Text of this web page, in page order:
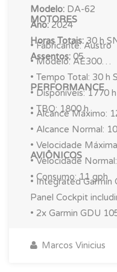
Modelo: DA-62
Ano:2024
Horas Totais: 30 h
Assentos: 05
MOTORES
• Fabricante: Austro
• Modelo: AE300
• Tempo Total: 30 h
• Disponíveis: 1770 h
• TBO: 1800 h
PERFORMANCE
• Alcance Máximo:
• Alcance Normal:
• Velocidade
• Velocidade
• Consumo: 11 gph
AVIÔNICOS
• Integrated Garmin
Panel Cockpit
• 2x Garmin GDU
• Garmin GEA 71B
Marcos Vinicius